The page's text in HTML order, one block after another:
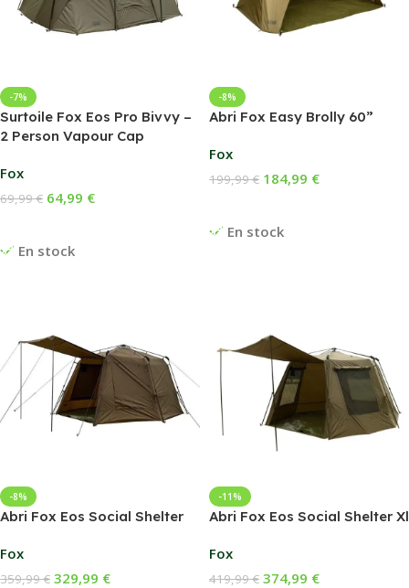
-7%
Surtoile Fox Eos Pro Bivvy –
2 Person Vapour Cap
Fox
En stock
69,99€ 64,99 €
-8%
Abri Fox Easy Brolly 60”
Fox
En stock
199,99€ 184,99 €
-8%
Abri Fox Eos Social Shelter
Fox
359,99€ 329,99 €
-11%
Abri Fox Eos Social Shelter Xl
Fox
419,99€ 374,99 €